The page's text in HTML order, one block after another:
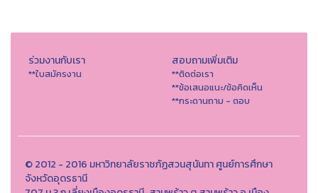
ร่วมงานกับเรา
**ใบสมัครงาน
สอบถามเพิ่มเติม
**ติดต่อเรา
**ข้อเสนอแนะ/ข้อคิดเห็น
**กระดานถาม - ตอบ
© 2012 - 2016 มหาวิทยาลัยราชภัฏสวนสุนันทา ศูนย์การศึกษา
จังหวัดอุดรธานี